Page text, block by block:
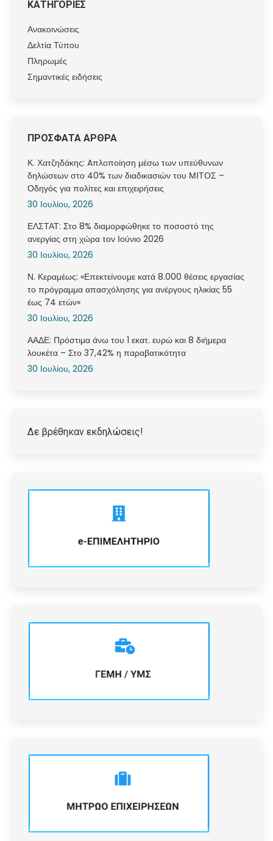
ΚΑΤΗΓΟΡΙΕΣ
Ανακοινώσεις
Δελτία Τύπου
Πληρωμές
Σημαντικές ειδήσεις
ΠΡΟΣΦΑΤΑ ΑΡΘΡΑ
Κ. Χατζηδάκης: Aπλοποίηση μέσω των υπεύθυνων
δηλώσεων στο 40% των διαδικασιών του ΜΙΤΟΣ –
Οδηγός για πολίτες και επιχειρήσεις
30 Ιουλίου, 2026
ΕΛΣΤΑΤ: Στο 8% διαμορφώθηκε το ποσοστό της
ανεργίας στη χώρα τον Ιούνιο 2026
30 Ιουλίου, 2026
Ν. Κεραμέως: «Επεκτείνουμε κατά 8.000 θέσεις εργασίας
το πρόγραμμα απασχόλησης για ανέργους ηλικίας 55
έως 74 ετών»
30 Ιουλίου, 2026
ΑΑΔΕ: Πρόστιμα άνω του 1 εκατ. ευρώ και 8 διήμερα
λουκέτα – Στο 37,42% η παραβατικότητα
30 Ιουλίου, 2026
Δε βρέθηκαν εκδηλώσεις!